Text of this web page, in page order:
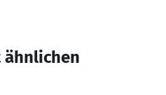
ähnlichen